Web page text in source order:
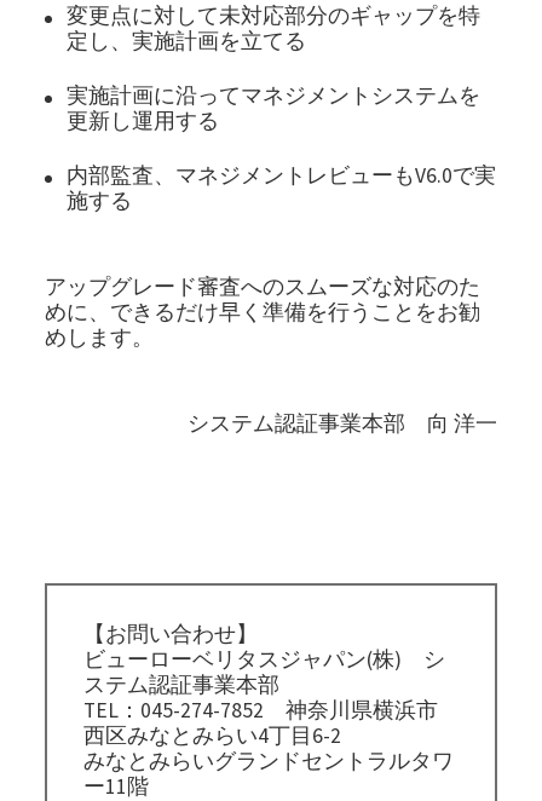
変更点に対して未対応部分のギャップを特
定し、実施計画を立てる
実施計画に沿ってマネジメントシステムを
更新し運用する
内部監査、マネジメントレビューもV6.0で実
施する
アップグレード審査へのスムーズな対応のた
めに、できるだけ早く準備を行うことをお勧
めします。
システム認証事業本部 向 洋一
【お問い合わせ】
ビューローベリタスジャパン(株) シ
ステム認証事業本部
TEL：045-274-7852 神奈川県横浜市
西区みなとみらい4丁目6-2
みなとみらいグランドセントラルタワ
ー11階